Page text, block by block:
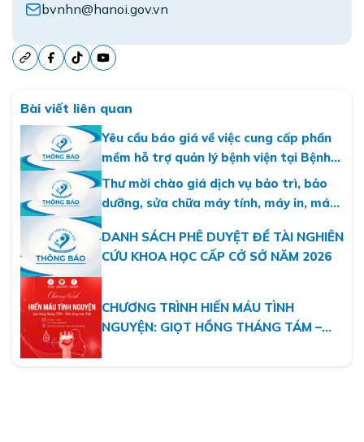
bvnhn@hanoi.gov.vn
Bài viết liên quan
Yêu cầu báo giá về việc cung cấp phần
mềm hỗ trợ quản lý bệnh viện tại Bệnh
viện Nhi Hà Nội
Thư mời chào giá dịch vụ bảo trì, bảo
dưỡng, sửa chữa máy tính, máy in, máy
DANH SÁCH PHÊ DUYỆT ĐỀ TÀI NGHIÊN
CỨU KHOA HỌC CẤP CỞ SỞ NĂM 2026
CHƯƠNG TRÌNH HIẾN MÁU TÌNH
NGUYỆN: GIỌT HỒNG THÁNG TÁM –